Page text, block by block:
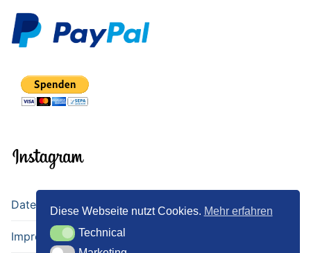
Datenschutz
Impressum
Diese Webseite nutzt Cookies. Mehr erfahren
TechnicalTechnical